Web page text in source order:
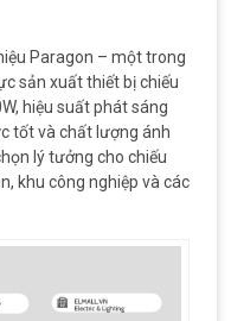
Paragon – một trong
sản xuất thiết bị chiếu
hiệu suất phát sáng
tốt và chất lượng ánh
lý tưởng cho chiếu
khu công nghiệp và các